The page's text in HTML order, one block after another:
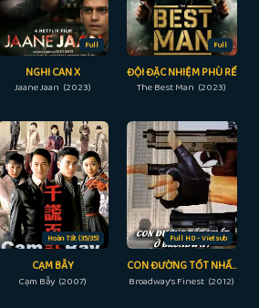
Full
NGHI CAN X
Jaane Jaan (2023)
Full
ĐỘI ĐẶC NHIỆM PHÙ RỂ
The Best Man (2023)
Hoàn Tất (35/35)
CẠM BẪY
Cạm Bẫy (2007)
Full HD - Vietsub
CON ĐƯỜNG TỐT NHẤT Ở BROADWAY
Broadway’s Finest (2012)